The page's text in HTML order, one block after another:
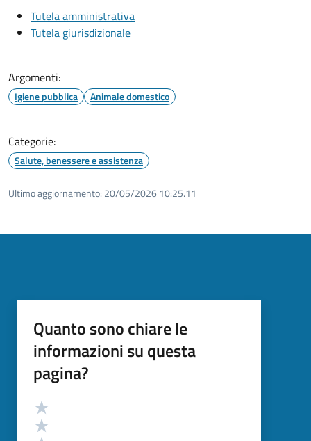
Tutela amministrativa
Tutela giurisdizionale
Argomenti:
Igiene pubblica Animale domestico
Categorie:
Salute, benessere e assistenza
Ultimo aggiornamento: 20/05/2026 10:25.11
Quanto sono chiare le
informazioni su questa
pagina?
Valutazione